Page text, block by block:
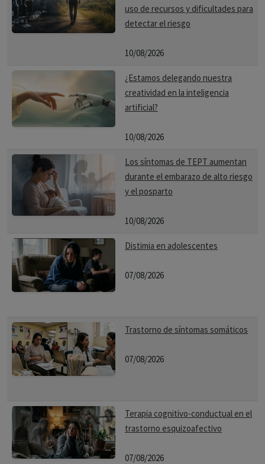
uso de recursos y dificultades para
detectar el riesgo
10/08/2026
¿Estamos delegando nuestra
creatividad en la inteligencia
artificial?
10/08/2026
Los síntomas de TEPT aumentan
durante el embarazo de alto riesgo
y el posparto
10/08/2026
Distimia en adolescentes
07/08/2026
Trastorno de síntomas somáticos
07/08/2026
Terapia cognitivo-conductual en el
trastorno esquizoafectivo
07/08/2026